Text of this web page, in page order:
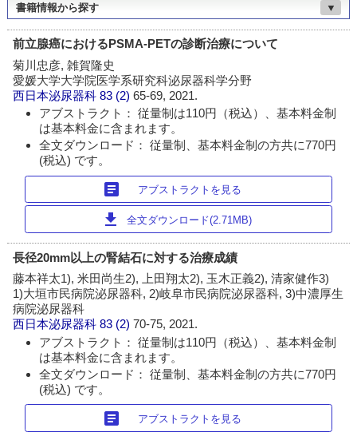
書籍情報から探す ▼
前立腺癌におけるPSMA-PETの診断治療について
菊川忠彦, 雑賀隆史
愛媛大学大学院医学系研究科泌尿器科学分野
西日本泌尿器科 83 (2)65-69, 2021.
アブストラクト： 従量制は110円（税込）、基本料金制
は基本料金に含まれます。
全文ダウンロード： 従量制、基本料金制の方共に770円
(税込) です。
article アブストラクトを見る
download 全文ダウンロード(2.71MB)
長径20mm以上の腎結石に対する治療成績
藤本祥太1), 米田尚生2), 上田翔太2), 玉木正義2), 清家健作3)
1)大垣市民病院泌尿器科, 2)岐阜市民病院泌尿器科, 3)中濃厚生
病院泌尿器科
西日本泌尿器科 83 (2)70-75, 2021.
アブストラクト： 従量制は110円（税込）、基本料金制
は基本料金に含まれます。
全文ダウンロード： 従量制、基本料金制の方共に770円
(税込) です。
article アブストラクトを見る